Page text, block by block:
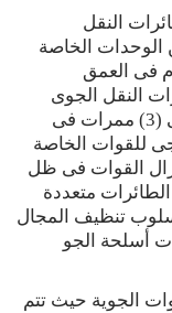
النقل
الوحدات الخاصة
فى العمق
النقل الجوى
بالهبوط فى أقل مسافة هبوط ممكنة على (3) ممرات فى
للقوات الخاصة
القوات فى ظل
متعددة
تنظيف المجال
أسلحة الجو
الجوية حيث تتم